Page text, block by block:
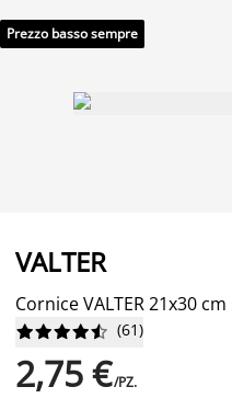
Prezzo basso sempre
VALTER
Cornice VALTER 21x30





 (61)
2,75 €/PZ.